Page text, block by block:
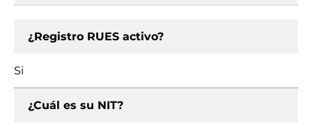
¿Registro RUES activo?
Si
¿Cuál es su NIT?